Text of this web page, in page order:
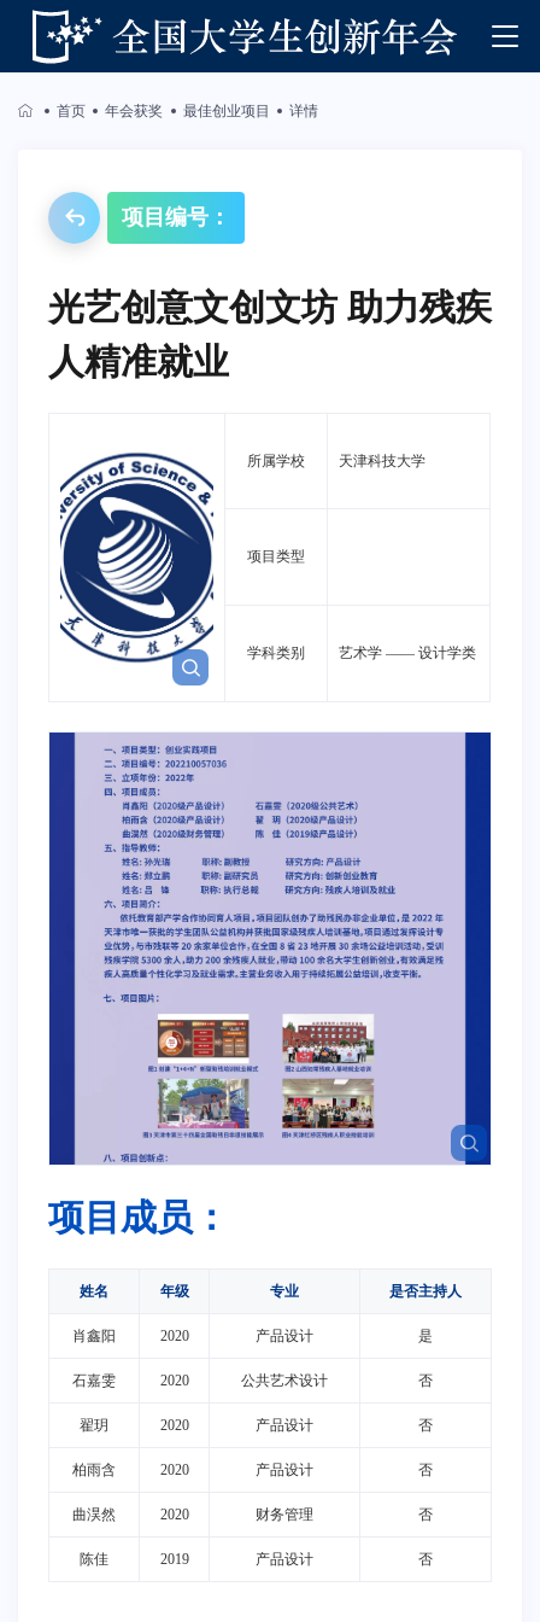
首页 年会获奖 最佳创业项目 详情
项目编号：
光艺创意文创文坊 助力残疾
人精准就业
所属学校 天津科技大学
项目类型
学科类别 艺术学 ——设计学类
项目成员：
姓名 年级 专业 是否主持人
肖鑫阳 2020 产品设计 是
石嘉雯 2020 公共艺术设计 否
翟玥 2020 产品设计 否
柏雨含 2020 产品设计 否
曲淏然 2020 财务管理 否
陈佳 2019 产品设计 否